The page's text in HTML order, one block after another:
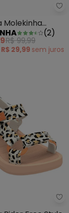
(Rosa)
Molekinha
(2)
R$ 99,99
R$ 29,99 sem juros
- Sandália Zaxy